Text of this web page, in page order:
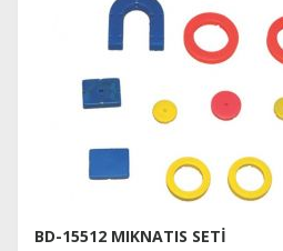
BD-15512 MIKNATIS SETİ